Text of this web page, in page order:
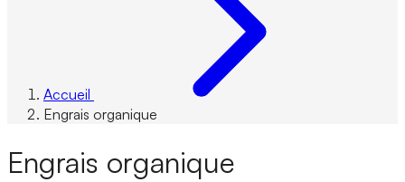
Accueil
Engrais organique
Engrais organique